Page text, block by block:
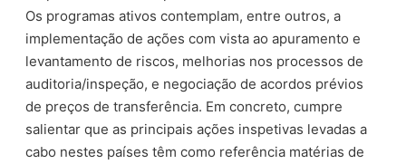
Os programas ativos contemplam, entre outros, a
implementação de ações com vista ao apuramento e
levantamento de riscos, melhorias nos processos de
auditoria/inspeção, e negociação de acordos prévios
de preços de transferência. Em concreto, cumpre
salientar que as principais ações inspetivas levadas a
cabo nestes países têm como referência matérias de